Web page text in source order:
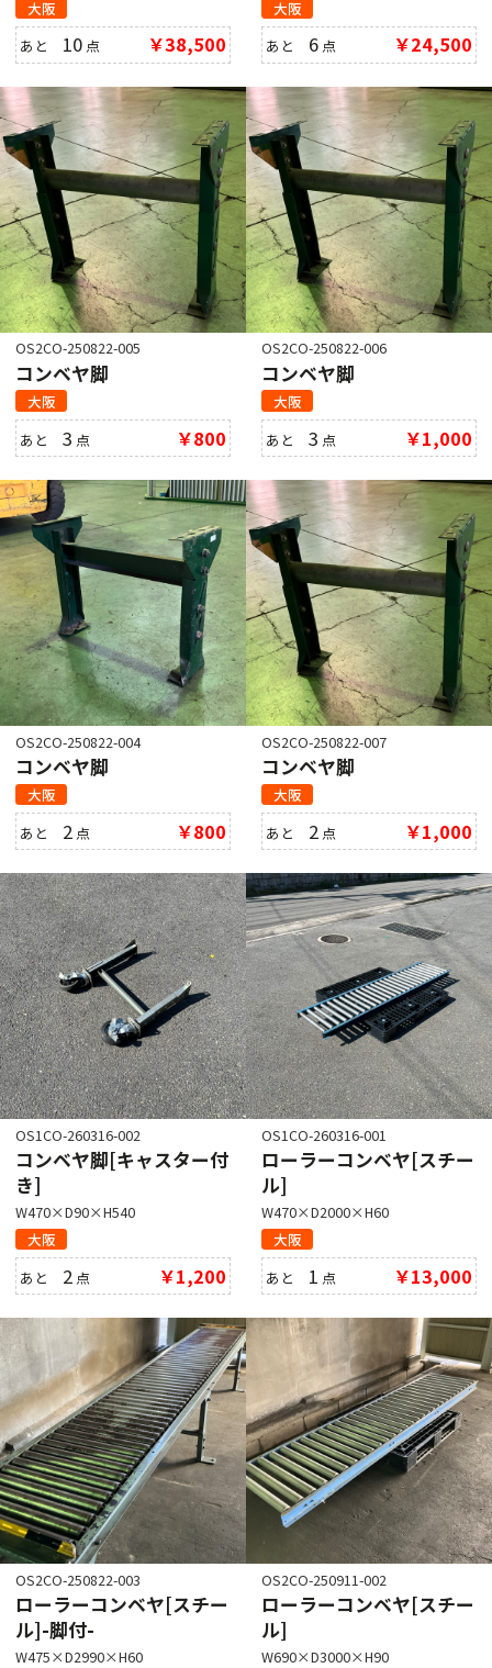
大阪
あと 10 点 ￥38,500
大阪
あと 6 点 ￥24,500
OS2CO-250822-005
コンベヤ脚
大阪
あと3 点 ￥800
OS2CO-250822-006
コンベヤ脚
大阪
あと3 点 ￥1,000
OS2CO-250822-004
コンベヤ脚
大阪
あと 2 点 ￥800
OS2CO-250822-007
コンベヤ脚
大阪
あと 2 点 ￥1,000
OS1CO-260316-002
コンベヤ脚[キャスター付
き]
W470×D90×H540
大阪
あと 2 点 ￥1,200
OS1CO-260316-001
ローラーコンベヤ[スチー
ル]
W470×D2000×H60
大阪
あと 1 点 ￥13,000
OS2CO-250822-003
ローラーコンベヤ[スチー
ル]-脚付-
W475×D2990×H60
OS2CO-250911-002
ローラーコンベヤ[スチー
ル]
W690×D3000×H90